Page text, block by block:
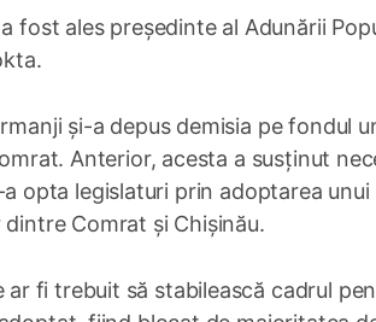
fost ales președinte al Adunării
și-a depus demisia pe fondul
Anterior, acesta a susținut
opta legislaturi prin adoptarea
Comrat și Chișinău.
fi trebuit să stabilească cadrul